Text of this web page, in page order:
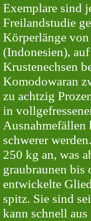
Exemplare sind
Freilandstudie
Körperlänge
(Indonesien),
Krustenechsen
Komodowaran
zu achtzig
in
Ausnahmefällen
schwerer
250 kg an, was
graubraunen
entwickelte
spitz. Sie sind
kann schnell